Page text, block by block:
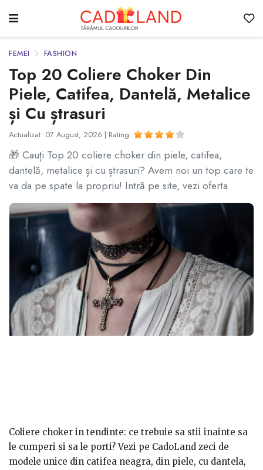
FEMEI FASHION
Top 20 Coliere Choker Din
Piele, Catifea, Dantelă, Metalice
și Cu ștrasuri
Actualizat: 07 August, 2026 | Rating:
🎁 Cauți Top 20 coliere choker din piele, catifea,
dantelă, metalice și cu ștrasuri? Avem noi un top care te
va da pe spate la propriu! Intră pe site, vezi oferta
Coliere choker in tendinte: ce trebuie sa stii inainte sa
le cumperi si sa le porti? Vezi pe CadoLand zeci de
modele unice din catifea neagra, din piele, cu dantela,